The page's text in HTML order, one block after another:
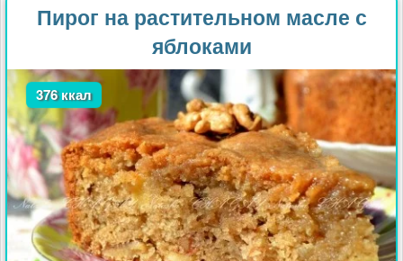
Пирог на растительном масле с
яблоками
376 ккал